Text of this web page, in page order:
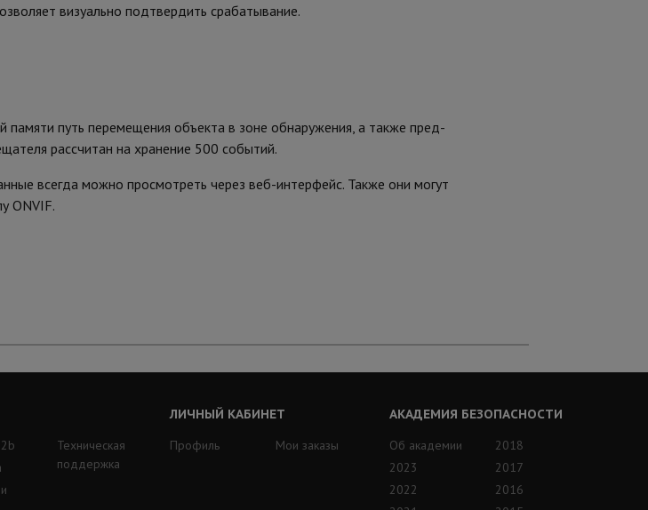
визуально подтвердить срабатывание.
памяти путь перемещения объекта в зоне обнаружения, а также пред-
рассчитан на хранение 500 событий.
всегда можно просмотреть через веб-интерфейс. Также они могут
ONVIF.
Техническая
поддержка
ЛИЧНЫЙ КАБИНЕТ
Профиль
Мои заказы
АКАДЕМИЯ БЕЗОПАСНОСТИ
Об академии
2023
2022
2018
2017
2016